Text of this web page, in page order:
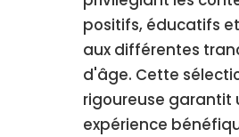
positifs, éducatifs
aux différentes
d'âge. Cette
rigoureuse garantit
expérience